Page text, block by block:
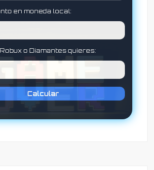
en moneda local:
o Diamantes quieres:
Calcular